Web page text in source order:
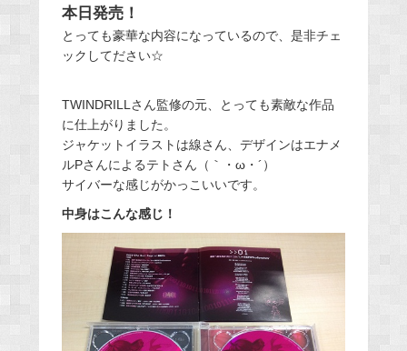
本日発売！
とっても豪華な内容になっているので、是非チェ
ックしてださい☆
TWINDRILLさん監修の元、とっても素敵な作品
に仕上がりました。
ジャケットイラストは線さん、デザインはエナメ
ルPさんによるテトさん（｀・ω・´）
サイバーな感じがかっこいいです。
中身はこんな感じ！